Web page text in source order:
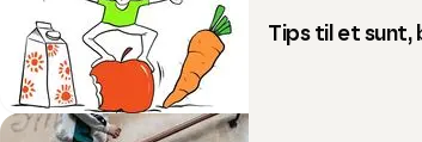
Tips til et sunt,